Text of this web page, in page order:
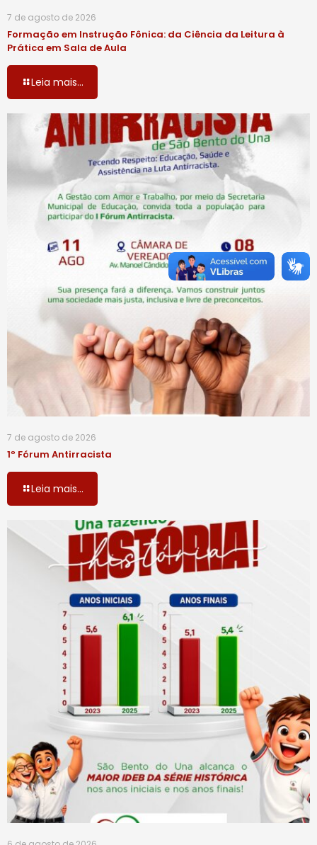
7 de agosto de 2026
Formação em Instrução Fônica: da Ciência da Leitura à
Prática em Sala de Aula
Leia mais...
7 de agosto de 2026
1º Fórum Antirracista
Leia mais...